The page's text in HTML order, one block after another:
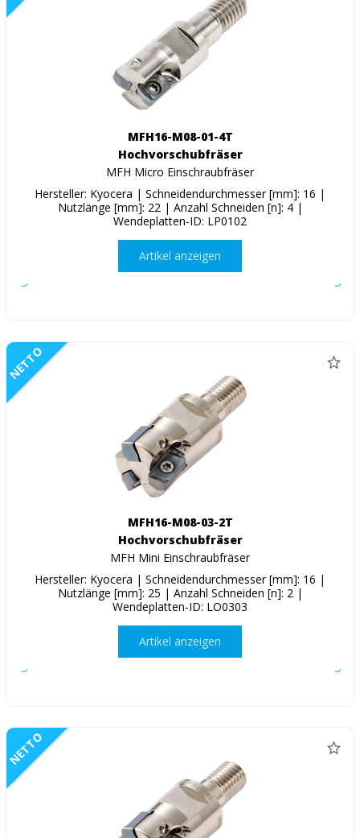
MFH16-M08-01-4T
Hochvorschubfräser
MFH Micro Einschraubfräser
Hersteller: Kyocera | Schneidendurchmesser [mm]: 16 |
Nutzlänge [mm]: 22 | Anzahl Schneiden [n]: 4 |
Wendeplatten-ID: LP0102
Artikel anzeigen
NETTO
MFH16-M08-03-2T
Hochvorschubfräser
MFH Mini Einschraubfräser
Hersteller: Kyocera | Schneidendurchmesser [mm]: 16 |
Nutzlänge [mm]: 25 | Anzahl Schneiden [n]: 2 |
Wendeplatten-ID: LO0303
Artikel anzeigen
NETTO